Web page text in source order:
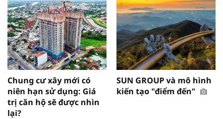
Chung cư xây mới có
niên hạn sử dụng: Giá
trị căn hộ sẽ được nhìn
lại?
SUN GROUP và mô hình
kiến tạo "điểm đến"